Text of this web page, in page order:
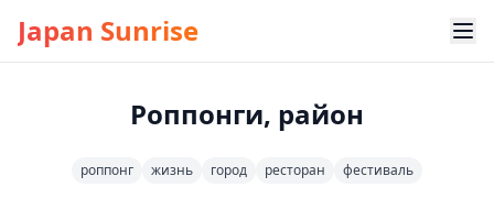
Japan Sunrise
Роппонги, район
роппонг жизнь город ресторан фестиваль